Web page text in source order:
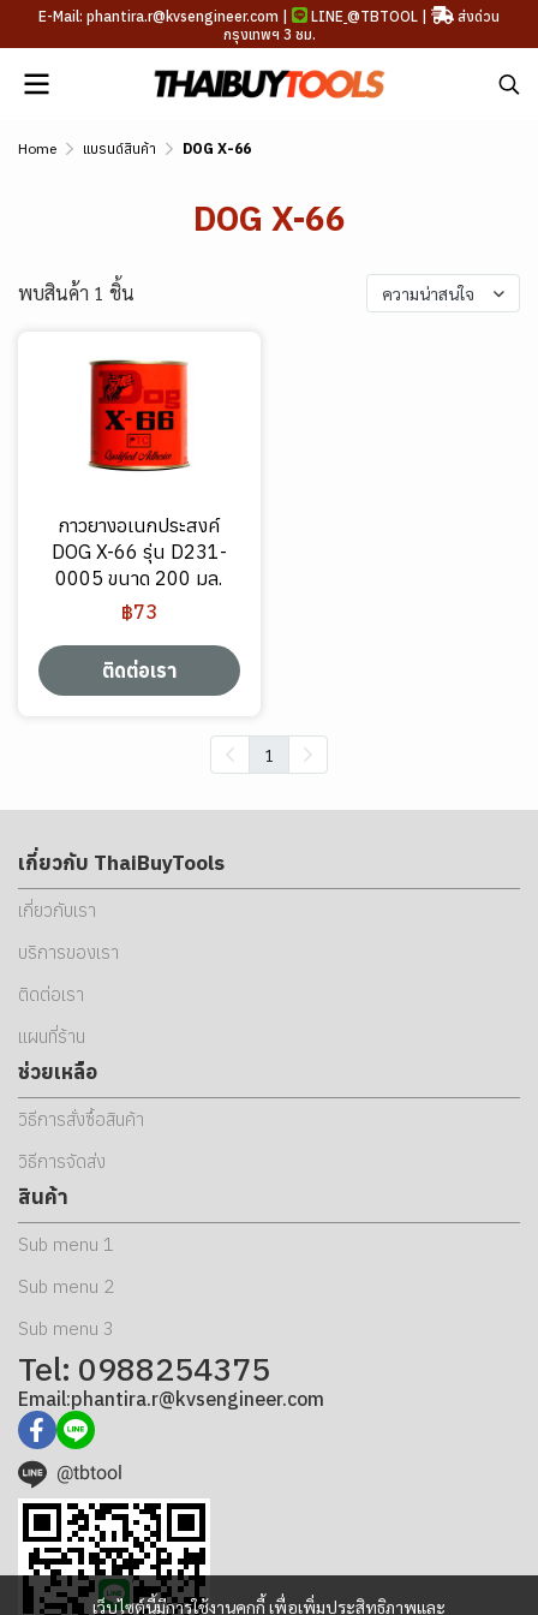
E-Mail: phantira.r@kvsengineer.com | LINE @TBTOOL |
ส่งด่วน
กรุงเทพฯ 3 ชม.
Home แบรนด์สินค้า DOG X-66
DOG X-66
พบสินค้า 1 ชิ้น ความน่าสนใจ
กาวยางอเนกประสงค์
DOG X-66 รุ่น D231-
0005 ขนาด 200 มล.
฿73
ติดต่อเรา
1
เว็บไซต์นี้มีการใช้งานคุกกี้ เพื่อเพิ่มประสิทธิภาพและ
เกี่ยวกับ ThaiBuyTools
เกี่ยวกับเรา
บริการของเรา
ติดต่อเรา
แผนที่ร้าน
ช่วยเหลือ
วิธีการสั่งซื้อสินค้า
วิธีการจัดส่ง
สินค้า
Sub menu 1
Sub menu 2
Sub menu 3
Tel: 0988254375
Email:phantira.r@kvsengineer.com
@tbtool